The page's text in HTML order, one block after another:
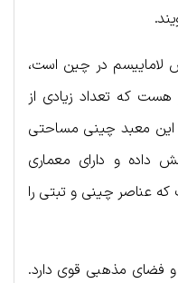
لاماییسم در چین است،
که تعداد زیادی از
این معبد چینی مساحتی
را پوشش داده و دارای معماری
عناصر چینی و تبتی را
فضای مذهبی قوی دارد.